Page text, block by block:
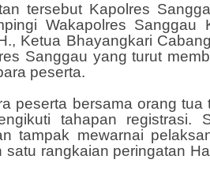
tersebut Kapolres
Wakapolres Sanggau
Ketua Bhayangkari
Sanggau yang turut
peserta.
peserta bersama orang tua
tahapan registrasi.
tampak mewarnai
satu rangkaian peringatan